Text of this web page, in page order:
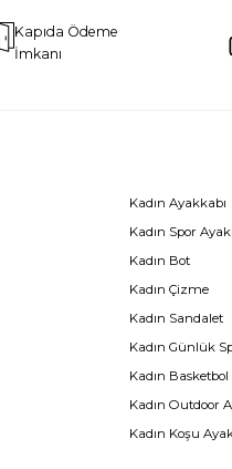
Kapıda Ödeme
İmkanı
Kadın Ayakkabı
Kadın Spor
Kadın Bot
Kadın Çizme
Kadın Sandalet
Kadın Günlük
Kadın Basketbol
Kadın Outdoor
Kadın Koşu